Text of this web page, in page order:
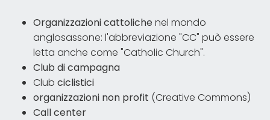
Organizzazioni cattolichenel mondo
anglosassone: l'abbreviazione "CC" può essere
letta anche come "Catholic Church".
Club di campagna
Club ciclistici
organizzazioni non profit (Creative Commons)
Call center